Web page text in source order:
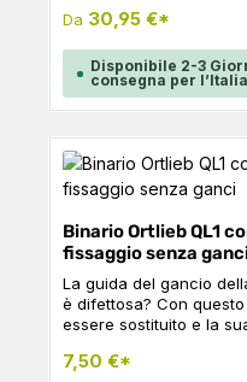
bagno o al lavabo
toilette è disponibile
cubi da imballaggio,
del suo bagaglio. Nota:
inserita in una borsa da
Roller o un Bike-
Packing Cube L O
pacchetto di Toiletry
Cube S non entra
bicicletta. Dettagli del prodotto: Zip
trasporto Dati tecnici Volume: 5 LPeso: 235
gLarghezza superiore:
cmAltezza: 15
Da 30,95 €*
Disponibile 2-3
consegna per l’Italia
Binario Ortlieb QL1
fissaggio senza
La guida del gancio
è difettosa? Con
essere sostituito e la
Sport-Packer con sistema
7,50 €*